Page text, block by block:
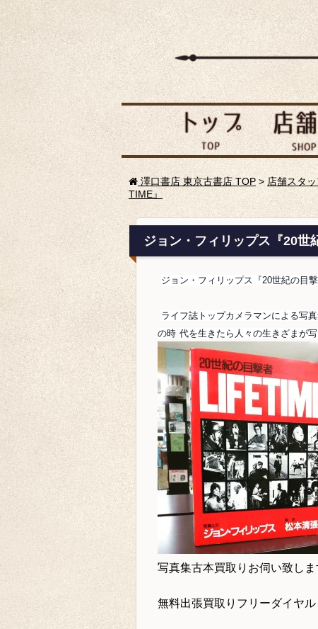
澤口書店 東京古書店 TOP > 店舗スタ
TIME』
ジョン・フィリップス『20世
ジョン・フィリップス『20世紀の目
ライフ誌トップカメラマンによる写
の時 代を生きたら人々の生きざまが
写真集古本買取り お伺い致しま
無料出張買取りフリーダイヤ